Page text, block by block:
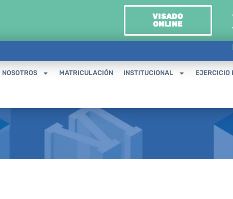
VISADO
ONLINE
NOSOTROS MATRICULACIÓN INSTITUCIONAL EJERCICIO